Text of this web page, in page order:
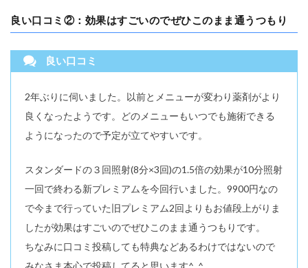
良い口コミ②：効果はすごいのでぜひこのまま通うつもり
良い口コミ
2年ぶりに伺いました。以前とメニューが変わり薬剤がより
良くなったようです。どのメニューもいつでも施術できる
ようになったので予定が立てやすいです。
スタンダードの３回照射(8分×3回)の1.5倍の効果が10分照射
一回で終わる新プレミアムを今回行いました。9900円なの
で今まで行っていた旧プレミアム2回よりもお値段上がりま
したが効果はすごいのでぜひこのまま通うつもりです。
ちなみに口コミ投稿しても特典などあるわけではないので